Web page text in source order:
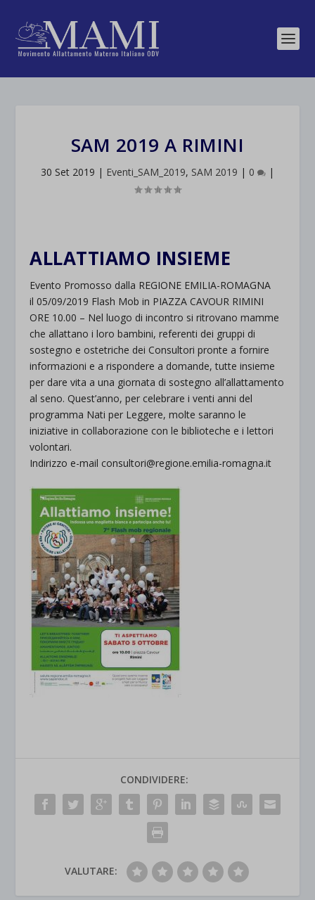
SAM 2019 A RIMINI
30 Set 2019 | Eventi_SAM_2019, SAM 2019 | 0 |
ALLATTIAMO INSIEME
Evento Promosso dalla REGIONE EMILIA-ROMAGNA
il 05/09/2019 Flash Mob in PIAZZA CAVOUR RIMINI
ORE 10.00 – Nel luogo di incontro si ritrovano mamme
che allattano i loro bambini, referenti dei gruppi di
sostegno e ostetriche dei Consultori pronte a fornire
informazioni e a rispondere a domande, tutte insieme
per dare vita a una giornata di sostegno all’allattamento
al seno. Quest’anno, per celebrare i venti anni del
programma Nati per Leggere, molte saranno le
iniziative in collaborazione con le biblioteche e i lettori
volontari.
Indirizzo e-mail consultori@regione.emilia-romagna.it
CONDIVIDERE:
VALUTARE: